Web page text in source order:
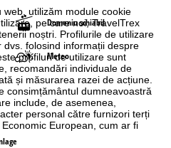
utilizăm module cookie
pe care noi, TravelTrex
noștri. Profilurile de utilizare
folosind informații despre
profiluri de utilizare sunt
recomandări individuale de
și măsurarea razei de acțiune.
consimțământul dumneavoastră
include, de asemenea,
personal către furnizori terți
European, cum ar fi
Domeniu schiabil
Meteo